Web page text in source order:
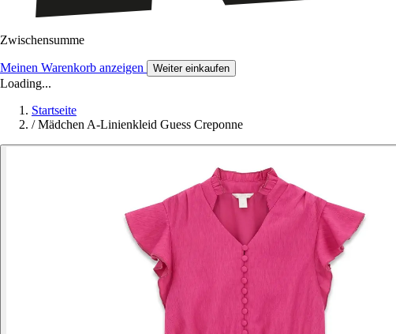
Zwischensumme
Meinen Warenkorb anzeigen Weiter einkaufen
Loading...
Startseite
/ Mädchen A-Linienkleid Guess Creponne